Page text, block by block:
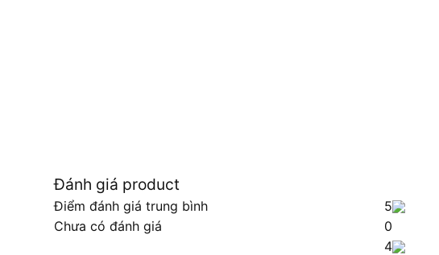
Đánh giá product
Điểm đánh giá trung bình
Chưa có đánh giá
5
0
4